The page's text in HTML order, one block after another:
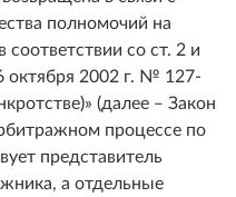
полномочий на
со ст. 2 и
октября 2002 г. № 127-
(далее ‒ Закон
процессе по
представитель
а отдельные